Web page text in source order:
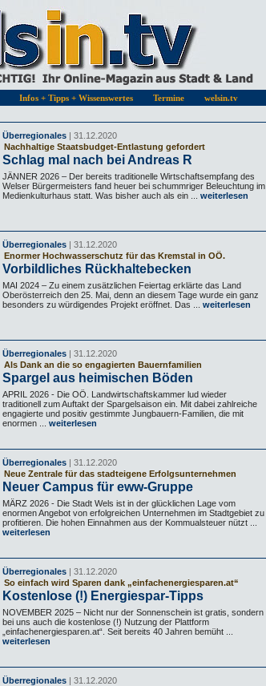
Infos + Tipps + Wissenswertes Termine welsin.tv
Überregionales | 31.12.2020
Nachhaltige Staatsbudget-Entlastung gefordert
Schlag mal nach bei Andreas R
JÄNNER 2026 – Der bereits traditionelle Wirtschaftsempfang des
Welser Bürgermeisters fand heuer bei schummriger Beleuchtung im
Medienkulturhaus statt. Was bisher auch als ein ...
weiterlesen
Überregionales | 31.12.2020
Enormer Hochwasserschutz für das Kremstal in OÖ.
Vorbildliches Rückhaltebecken
MAI 2024 – Zu einem zusätzlichen Feiertag erklärte das Land
Oberösterreich den 25. Mai, denn an diesem Tage wurde ein ganz
besonders zu würdigendes Projekt eröffnet. Das ...
weiterlesen
Überregionales | 31.12.2020
Als Dank an die so engagierten Bauernfamilien
Spargel aus heimischen Böden
APRIL 2026 - Die OÖ. Landwirtschaftskammer lud wieder
traditionell zum Auftakt der Spargelsaison ein. Mit dabei zahlreiche
engagierte und positiv gestimmte Jungbauern-Familien, die mit
enormen ...
weiterlesen
Überregionales | 31.12.2020
Neue Zentrale für das stadteigene Erfolgsunternehmen
Neuer Campus für eww-Gruppe
MÄRZ 2026 - Die Stadt Wels ist in der glücklichen Lage vom
enormen Angebot von erfolgreichen Unternehmen im Stadtgebiet zu
profitieren. Die hohen Einnahmen aus der Kommualsteuer nützt ...
weiterlesen
Überregionales | 31.12.2020
So einfach wird Sparen dank „einfachenergiesparen.at“
Kostenlose (!) Energiespar-Tipps
NOVEMBER 2025 – Nicht nur der Sonnenschein ist gratis, sondern
bei uns auch die kostenlose (!) Nutzung der Plattform
„einfachenergiesparen.at“. Seit bereits 40 Jahren bemüht ...
weiterlesen
Überregionales | 31.12.2020